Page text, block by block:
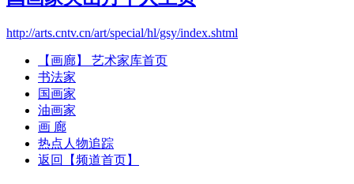
http://arts.cntv.cn/art/special/hl/gsy/index.shtml
【画廊】 艺术家库首页
书法家
国画家
油画家
画 廊
热点人物追踪
返回【频道首页】